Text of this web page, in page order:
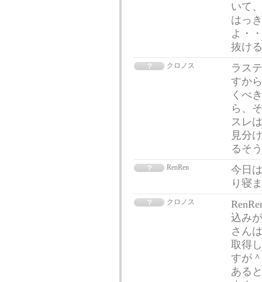
いて
はっ
よ・
抜け
クロノス
ラス
すか
くべ
ら、
スレ
見分
るそ
RenRen
今日
り寝
クロノス
込み
さん
取得
すが
ある